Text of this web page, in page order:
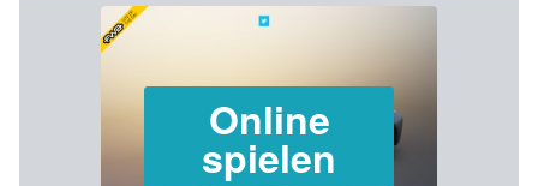
Online
spielen